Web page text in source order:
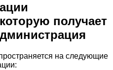
получает
на следующие